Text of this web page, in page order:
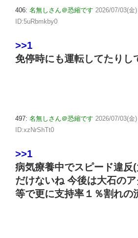
406: 名無しさん＠恐縮です 2026/07/03(金
ID:5uRbmkby0
>>1
免停時にも運転してたりし
497: 名無しさん＠恐縮です 2026/07/03(金
ID:xzNrShTt0
>>1
病気療養中でスピード違反
だけないね 今後は大石の
等で更に支持率１％割れの